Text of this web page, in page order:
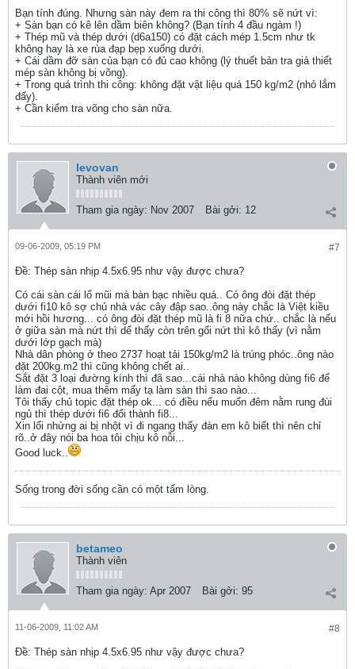
Bạn tính đúng. Nhưng sàn này đem ra thi công thì 80% sẽ nứt vì:
+ Sàn bạn có kê lên dầm biên không? (Bạn tính 4 đầu ngàm !)
+ Thép mũ và thép dưới (d6a150) có đặt cách mép 1.5cm như tk
không hay là xe rùa đạp bẹp xuống dưới.
+ Cái dầm đỡ sàn của bạn có đủ cao không (lý thuết bản tra giả thiết
mép sàn không bị võng).
+ Trong quá trình thi công: không đặt vật liệu quá 150 kg/m2 (nhỏ lắm
đấy).
+ Cần kiểm tra võng cho sàn nữa.
levovan
Thành viên mới
Tham gia ngày: Nov 2007 Bài gởi: 12
#7
09-06-2009, 05:19 PM
Ðề: Thép sàn nhịp 4.5x6.95 như vậy được chưa?
Có cái sàn cái lổ mũi mà bàn bạc nhiều quá.. Có ông đòi đặt thép
dưới fi10 kô sợ chủ nhà vác cây đập sao..ông này chắc là Việt kiều
mới hồi hương... có ông đòi đặt thép mũ là fi 8 nữa chứ.. chắc là nếu
ở giữa sàn mà nứt thì dể thấy còn trên gối nứt thì kô thấy (vì nằm
dưới lớp gạch mà)
Nhà dân phòng ở theo 2737 hoạt tải 150kg/m2 là trúng phóc..ông nào
đặt 200kg.m2 thì cũng không chết ai..
Sắt đặt 3 loại đường kính thì đã sao...cái nhà nào không dùng fi6 để
làm đai cột, mua thêm mấy tạ làm sàn thì sao nào...
Tôi thấy chủ topic đặt thép ok... có điều nếu muốn đêm nằm rung đùi
ngủ thì thép dưới fi6 đổi thành fi8...
Xin lổi nhửng ai bị nhột vì đi ngang thấy đàn em kô biết thì nên chỉ
rõ..ở đây nói ba hoa tôi chịu kô nỗi...
Good luck..
Sống trong đời sống cần có một tấm lòng.
betameo
Thành viên
Tham gia ngày: Apr 2007 Bài gởi: 95
#8
11-06-2009, 11:02 AM
Ðề: Thép sàn nhịp 4.5x6.95 như vậy được chưa?